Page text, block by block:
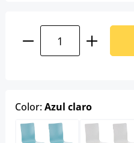
Cantidad del
Color:Azul claroselect